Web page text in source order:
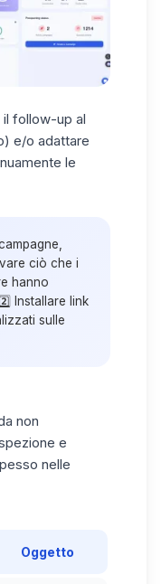
il follow-up al
e/o adattare
le
ciò che i
hanno
Installare link
sulle
non
e
nelle
Oggetto